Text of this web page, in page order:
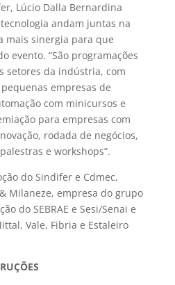
Lúcio Dalla Bernardina
andam juntas na
mais sinergia para que
evento. “São programações
setores da indústria, com
empresas de
com minicursos e
para empresas com
rodada de negócios,
e workshops”.
do Sindifer e Cdmec,
Milaneze, empresa do grupo
do SEBRAE e Sesi/Senai e
Vale, Fibria e Estaleiro